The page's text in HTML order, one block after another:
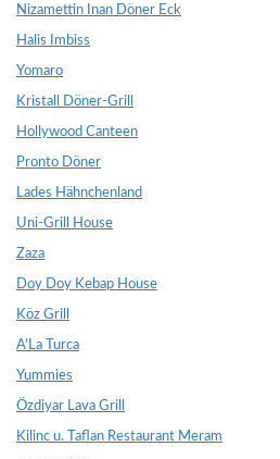
Nizamettin Inan Döner Eck
Halis Imbiss
Yomaro
Kristall Döner-Grill
Hollywood Canteen
Pronto Döner
Lades Hähnchenland
Uni-Grill House
Zaza
Doy Doy Kebap House
Köz Grill
A'La Turca
Yummies
Özdiyar Lava Grill
Kilinc u. Taflan Restaurant Meram